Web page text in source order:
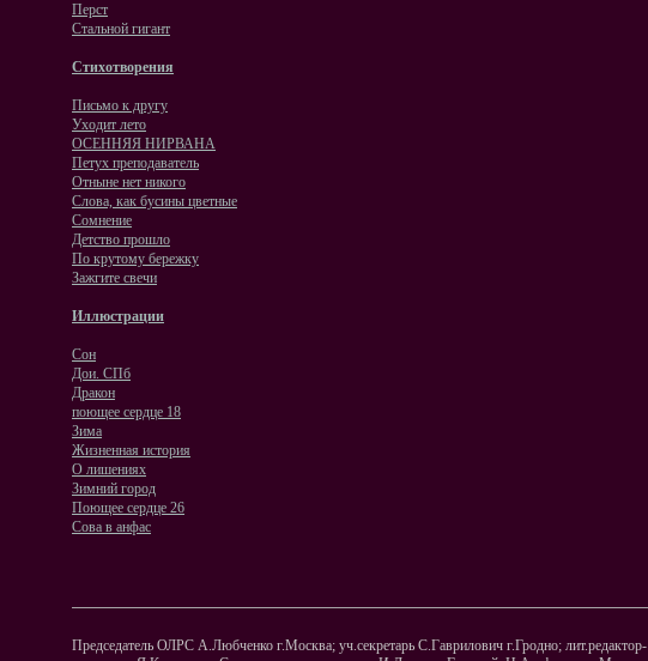
Перст
Стальной гигант
Стихотворения
Письмо к другу
Уходит лето
ОСЕННЯЯ НИРВАНА
Петух преподаватель
Отныне нет никого
Слова, как бусины цветные
Сомнение
Детство прошло
По крутому бережку
Зажгите свечи
Иллюстрации
Сон
Дои. СПб
Дракон
поющее сердце 18
Зима
Жизненная история
O лишениях
Зимний город
Поющее сердце 26
Сова в анфас
Председатель ОЛРС А.Любченко г.Москва; уч.секретарь С.Гаврилович г.Гродно; лит.редактор-